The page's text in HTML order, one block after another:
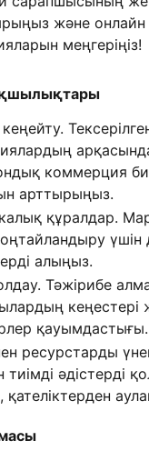
және онлайн
меңгеріңіз!
коммерция
арттырыңыз.
құралдар.
үшін
алыңыз.
Тәжірибе
кеңестері
қауымдастығы.
ресурстарды
тиімді әдістерді